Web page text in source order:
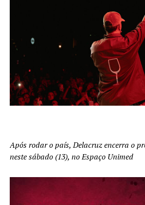
Após rodar o país, Delacruz encerra o
neste sábado (13), no Espaço Unimed